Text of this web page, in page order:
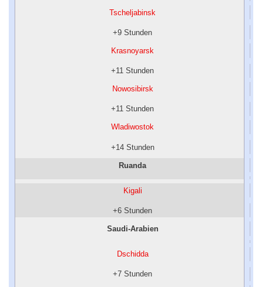
Tscheljabinsk
+9 Stunden
Krasnoyarsk
+11 Stunden
Nowosibirsk
+11 Stunden
Wladiwostok
+14 Stunden
Ruanda
Kigali
+6 Stunden
Saudi-Arabien
Dschidda
+7 Stunden